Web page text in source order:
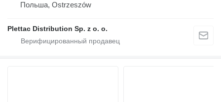
Польша, Ostrzeszów
Plettac Distribution Sp. z o. o.